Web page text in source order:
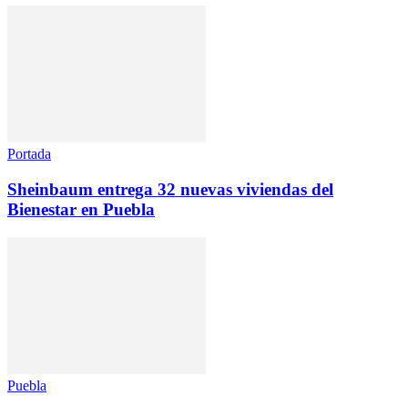
Portada
Sheinbaum entrega 32 nuevas viviendas del
Bienestar en Puebla
Puebla